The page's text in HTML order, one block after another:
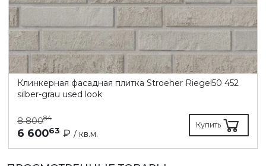
Клинкерная фасадная плитка Stroeher Riegel50 452
silber-grau used look
8 80084
6 60063 ₽ / кв.м.
Купить